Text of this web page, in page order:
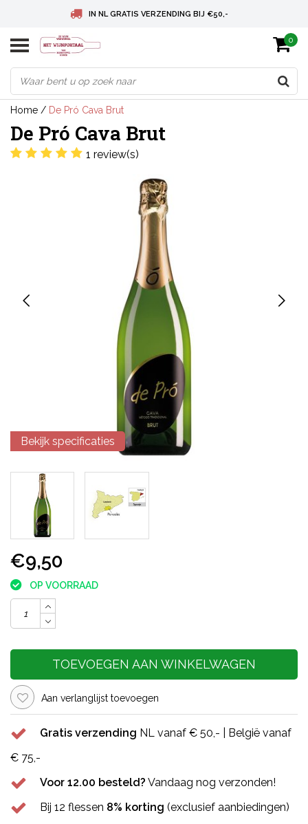
IN NL GRATIS VERZENDING BIJ €50,-
BELGIE GRATIS VERZENDING BIJ € 75
DEUTSCHLAND VERSANDKOSTENFREI AB € 75
0
Home / De Pró Cava Brut
De Pró Cava Brut
1 review(s)
Bekijk specificaties
€9,50
OP VOORRAAD
TOEVOEGEN AAN WINKELWAGEN
Aan verlanglijst toevoegen
Gratis verzending NL vanaf € 50,- | België vanaf
€ 75,-
Voor 12.00 besteld? Vandaag nog verzonden!
Bij 12 flessen 8% korting (exclusief aanbiedingen)